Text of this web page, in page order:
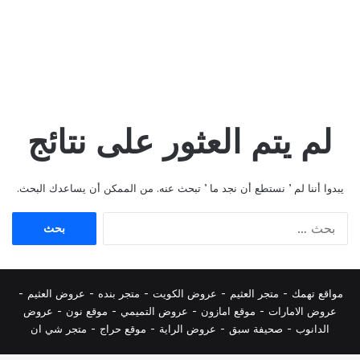
لم يتم العثور على نتائج
يبدوا أننا لم ’ نستطع أن نجد ما ’ تبحث عنه. من الممكن أن يساعدك البحث.
مواقع تهمك - متجر العثيم - عروض الكويت - متجر بنده - عروض العثيم -
عروض الامارات - موقع امازون - عروض التميمي - موقع نون - عروض
الدانوب - صحيفة سبق - عروض الراية - موقع حراج - متجر شي ان